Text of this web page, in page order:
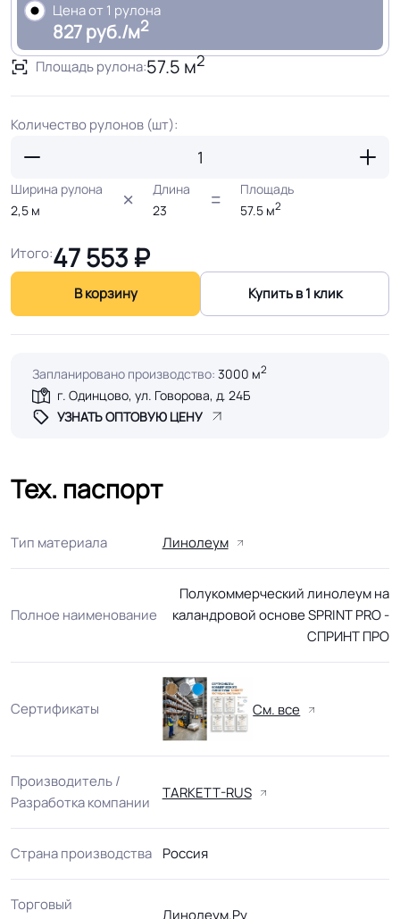
Цена от 1 рулона
827 руб./м2
Площадь рулона:57.5 м2
Количество рулонов (шт):
Ширина рулона
2,5 м
Длина
23
Площадь
57.5 м2
Итого:47 553 ₽
В корзину Купить в 1 клик
Запланировано производство: 3000 м2
г. Одинцово, ул. Говорова, д. 24Б
УЗНАТЬ ОПТОВУЮ ЦЕНУ
Тех. паспорт
Тип материала Линолеум
Полное наименование
Полукоммерческий линолеум на
каландровой основе SPRINT PRO -
СПРИНТ ПРО
Сертификаты См. все
Производитель /
Разработка компании
TARKETT-RUS
Страна производства Россия
Торговый
Линолеум.Ру